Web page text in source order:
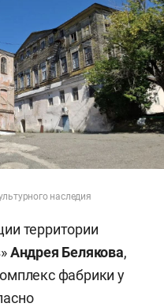
наследия
территории
Андрея Белякова,
фабрики у